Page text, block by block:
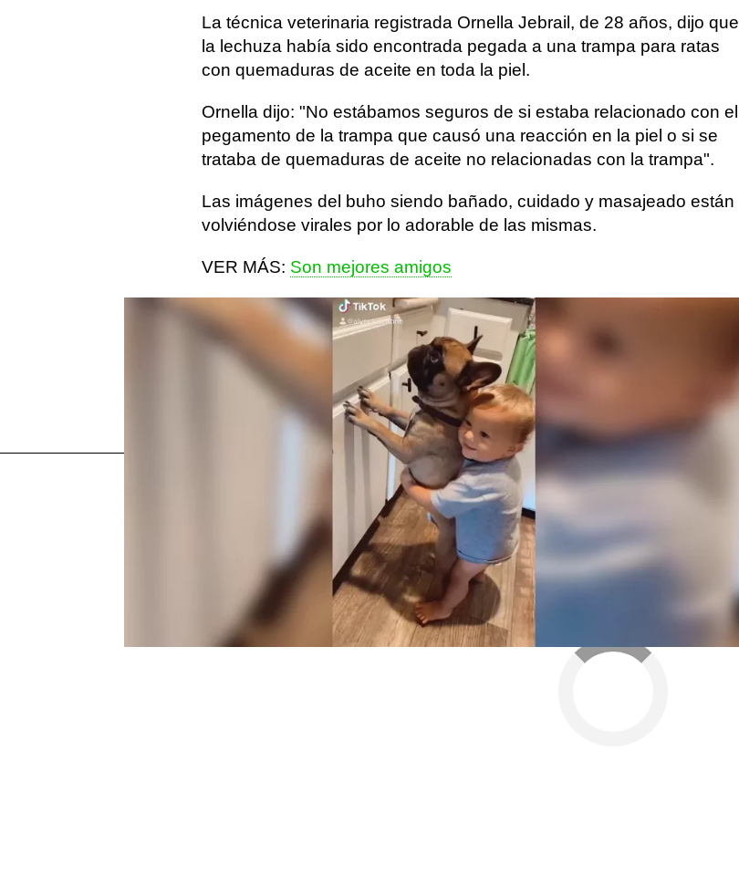
La técnica veterinaria registrada Ornella Jebrail, de 28 años, dijo que
la lechuza había sido encontrada pegada a una trampa para ratas
con quemaduras de aceite en toda la piel.
Ornella dijo: "No estábamos seguros de si estaba relacionado con el
pegamento de la trampa que causó una reacción en la piel o si se
trataba de quemaduras de aceite no relacionadas con la trampa".
Las imágenes del buho siendo bañado, cuidado y masajeado están
volviéndose virales por lo adorable de las mismas.
VER MÁS: Son mejores amigos